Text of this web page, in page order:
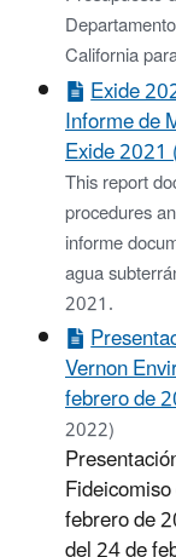
California
Exide
Informe de
Exide 2021
This report
procedures
informe
agua
2021.
Vernon
febrero de
2022)
febrero de